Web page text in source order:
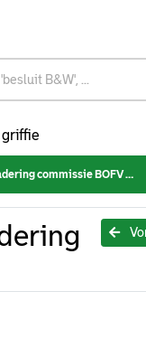
griffie
commissie BOFV 150126